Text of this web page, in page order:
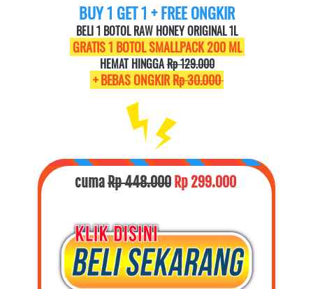
BUY 1 GET 1 + FREE ONGKIR
BELI 1 BOTOL RAW HONEY ORIGINAL 1L
GRATIS 1 BOTOL SMALLPACK 200 ML
HEMAT HINGGA Rp 129.000
+ BEBAS ONGKIR Rp 30.000
cuma Rp 448.000 Rp 299.000